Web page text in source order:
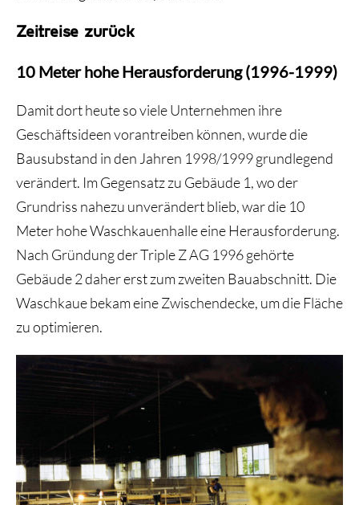
Zeitreise zurück
10 Meter hohe Herausforderung (1996-1999)
Damit dort heute so viele Unternehmen ihre
Geschäftsideen vorantreiben können, wurde die
Bausubstand in den Jahren 1998/1999 grundlegend
verändert. Im Gegensatz zu Gebäude 1, wo der
Grundriss nahezu unverändert blieb, war die 10
Meter hohe Waschkauenhalle eine Herausforderung.
Nach Gründung der Triple Z AG 1996 gehörte
Gebäude 2 daher erst zum zweiten Bauabschnitt. Die
Waschkaue bekam eine Zwischendecke, um die Fläche
zu optimieren.